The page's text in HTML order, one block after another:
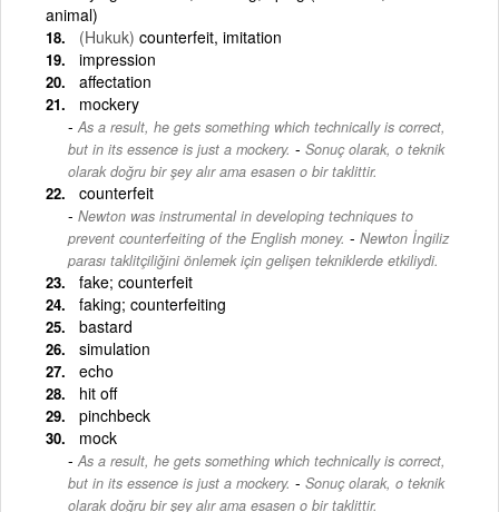
animal)
(Hukuk) counterfeit, imitation
impression
affectation
mockery
As a result, he gets something which technically is correct,
but in its essence is just a mockery. - Sonuç olarak, o teknik
olarak doğru bir şey alır ama esasen o bir taklittir.
counterfeit
Newton was instrumental in developing techniques to
prevent counterfeiting of the English money. - Newton İngiliz
parası taklitçiliğini önlemek için gelişen tekniklerde etkiliydi.
fake; counterfeit
faking; counterfeiting
bastard
simulation
echo
hit off
pinchbeck
mock
As a result, he gets something which technically is correct,
but in its essence is just a mockery. - Sonuç olarak, o teknik
olarak doğru bir şey alır ama esasen o bir taklittir.